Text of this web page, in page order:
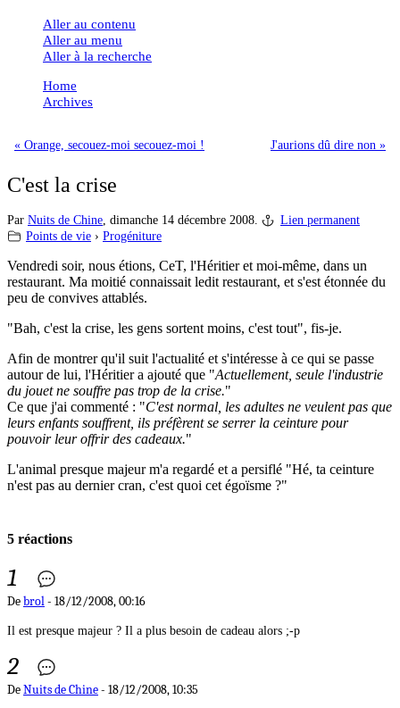
Aller au contenu
Aller au menu
Aller à la recherche
Home
Archives
« Orange, secouez-moi secouez-moi ! J'aurions dû dire non »
C'est la crise
Par Nuits de Chine dimanche 14 décembre 2008.
Lien permanent
Points de vie › Progéniture
Vendredi soir, nous étions, CeT, l'Héritier et moi-même, dans un
restaurant. Ma moitié connaissait ledit restaurant, et s'est étonnée du
peu de convives attablés.
"Bah, c'est la crise, les gens sortent moins, c'est tout", fis-je.
Afin de montrer qu'il suit l'actualité et s'intéresse à ce qui se passe
autour de lui, l'Héritier a ajouté que "Actuellement, seule l'industrie
du jouet ne souffre pas trop de la crise."
Ce que j'ai commenté : "C'est normal, les adultes ne veulent pas que
leurs enfants souffrent, ils préfèrent se serrer la ceinture pour
pouvoir leur offrir des cadeaux."
L'animal presque majeur m'a regardé et a persiflé "Hé, ta ceinture
n'est pas au dernier cran, c'est quoi cet égoïsme ?"
5 réactions
1
Debrol- 18/12/2008, 00:16
Il est presque majeur ? Il a plus besoin de cadeau alors ;-p
2
DeNuits de Chine- 18/12/2008, 10:35